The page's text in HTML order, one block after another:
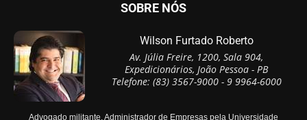
SOBRE NÓS
Wilson Furtado Roberto
Av. Júlia Freire, 1200, Sala 904,
Expedicionários, João Pessoa - PB
Telefone: (83) 3567-9000 - 9 9964-6000
Advogado militante, Administrador de Empresas pela Universidade